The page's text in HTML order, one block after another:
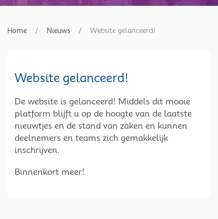
Home Nieuws Website gelanceerd!
Website gelanceerd!
De website is gelanceerd! Middels dit mooie
platform blijft u op de hoogte van de laatste
nieuwtjes en de stand van zaken en kunnen
deelnemers en teams zich gemakkelijk
inschrijven.
Binnenkort meer!